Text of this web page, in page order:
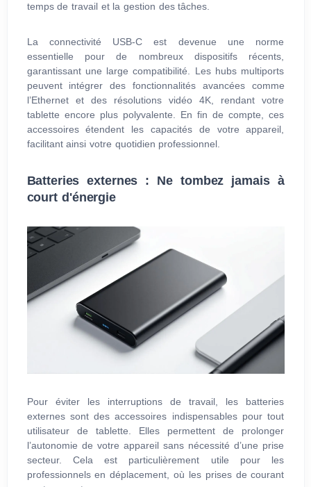
temps de travail et la gestion des tâches.
La connectivité USB-C est devenue une norme
essentielle pour de nombreux dispositifs récents,
garantissant une large compatibilité. Les hubs multiports
peuvent intégrer des fonctionnalités avancées comme
l’Ethernet et des résolutions vidéo 4K, rendant votre
tablette encore plus polyvalente. En fin de compte, ces
accessoires étendent les capacités de votre appareil,
facilitant ainsi votre quotidien professionnel.
Batteries externes : Ne tombez jamais à
court d'énergie
Pour éviter les interruptions de travail, les batteries
externes sont des accessoires indispensables pour tout
utilisateur de tablette. Elles permettent de prolonger
l’autonomie de votre appareil sans nécessité d’une prise
secteur. Cela est particulièrement utile pour les
professionnels en déplacement, où les prises de courant